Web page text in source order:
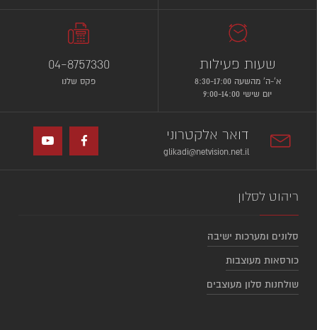
דואר אלקטרוני
glikadi@netvision.net.il
04-8757330
פקס שלנו
שעות פעילות
א’-ה’ מהשעה 8:30-17:00
יום שישי 9:00-14:00
ריהוט לסלון
סלונים ומערכות ישיבה
כורסאות מעוצבות
שולחנות סלון מעוצבים